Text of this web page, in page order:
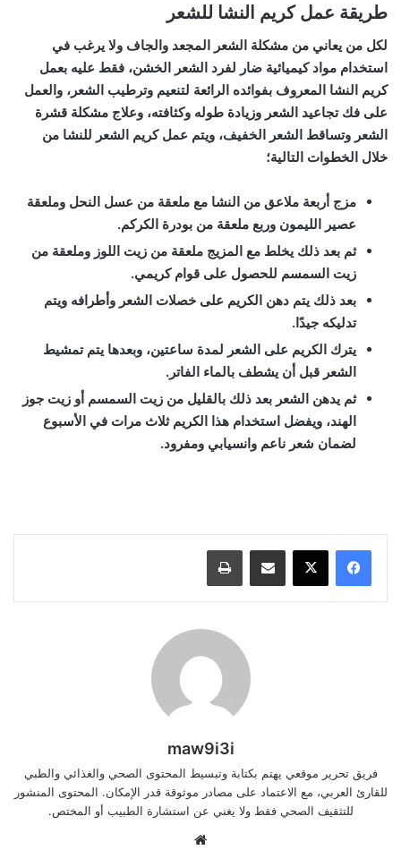
طريقة عمل كريم النشا للشعر
لكل من يعاني من مشكلة الشعر المجعد والجاف ولا يرغب في
استخدام مواد كيميائية ضار لفرد الشعر الخشن، فقط عليه بعمل
كريم النشا المعروف بفوائده الرائعة لتنعيم وترطيب الشعر، والعمل
على فك تجاعيد الشعر وزيادة طوله وكثافته، وعلاج مشكلة قشرة
الشعر وتساقط الشعر الخفيف، ويتم عمل كريم الشعر للنشا من
خلال الخطوات التالية؛
مزج أربعة ملاعق من النشا مع ملعقة من عسل النحل وملعقة
عصير الليمون وربع ملعقة من بودرة الكركم.
ثم بعد ذلك يخلط مع المزيج ملعقة من زيت اللوز وملعقة من
زيت السمسم للحصول على قوام كريمي.
بعد ذلك يتم دهن الكريم على خصلات الشعر وأطرافه ويتم
تدليكه جيدًا.
يترك الكريم على الشعر لمدة ساعتين، وبعدها يتم تمشيط
الشعر قبل أن يشطف بالماء الفاتر.
ثم يدهن الشعر بعد ذلك بالقليل من زيت السمسم أو زيت جوز
الهند، ويفضل استخدام هذا الكريم ثلاث مرات في الأسبوع
لضمان شعر ناعم وانسيابي ومفرود.
مشاركة عبر البريد طباعة
maw9i3i
فريق تحرير موقعي يهتم بكتابة وتبسيط المحتوى الصحي والغذائي والطبي
للقارئ العربي، مع الاعتماد على مصادر موثوقة قدر الإمكان. المحتوى المنشور
للتثقيف الصحي فقط ولا يغني عن استشارة الطبيب أو المختص.